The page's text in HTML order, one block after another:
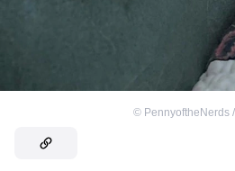
© PennyoftheNerds